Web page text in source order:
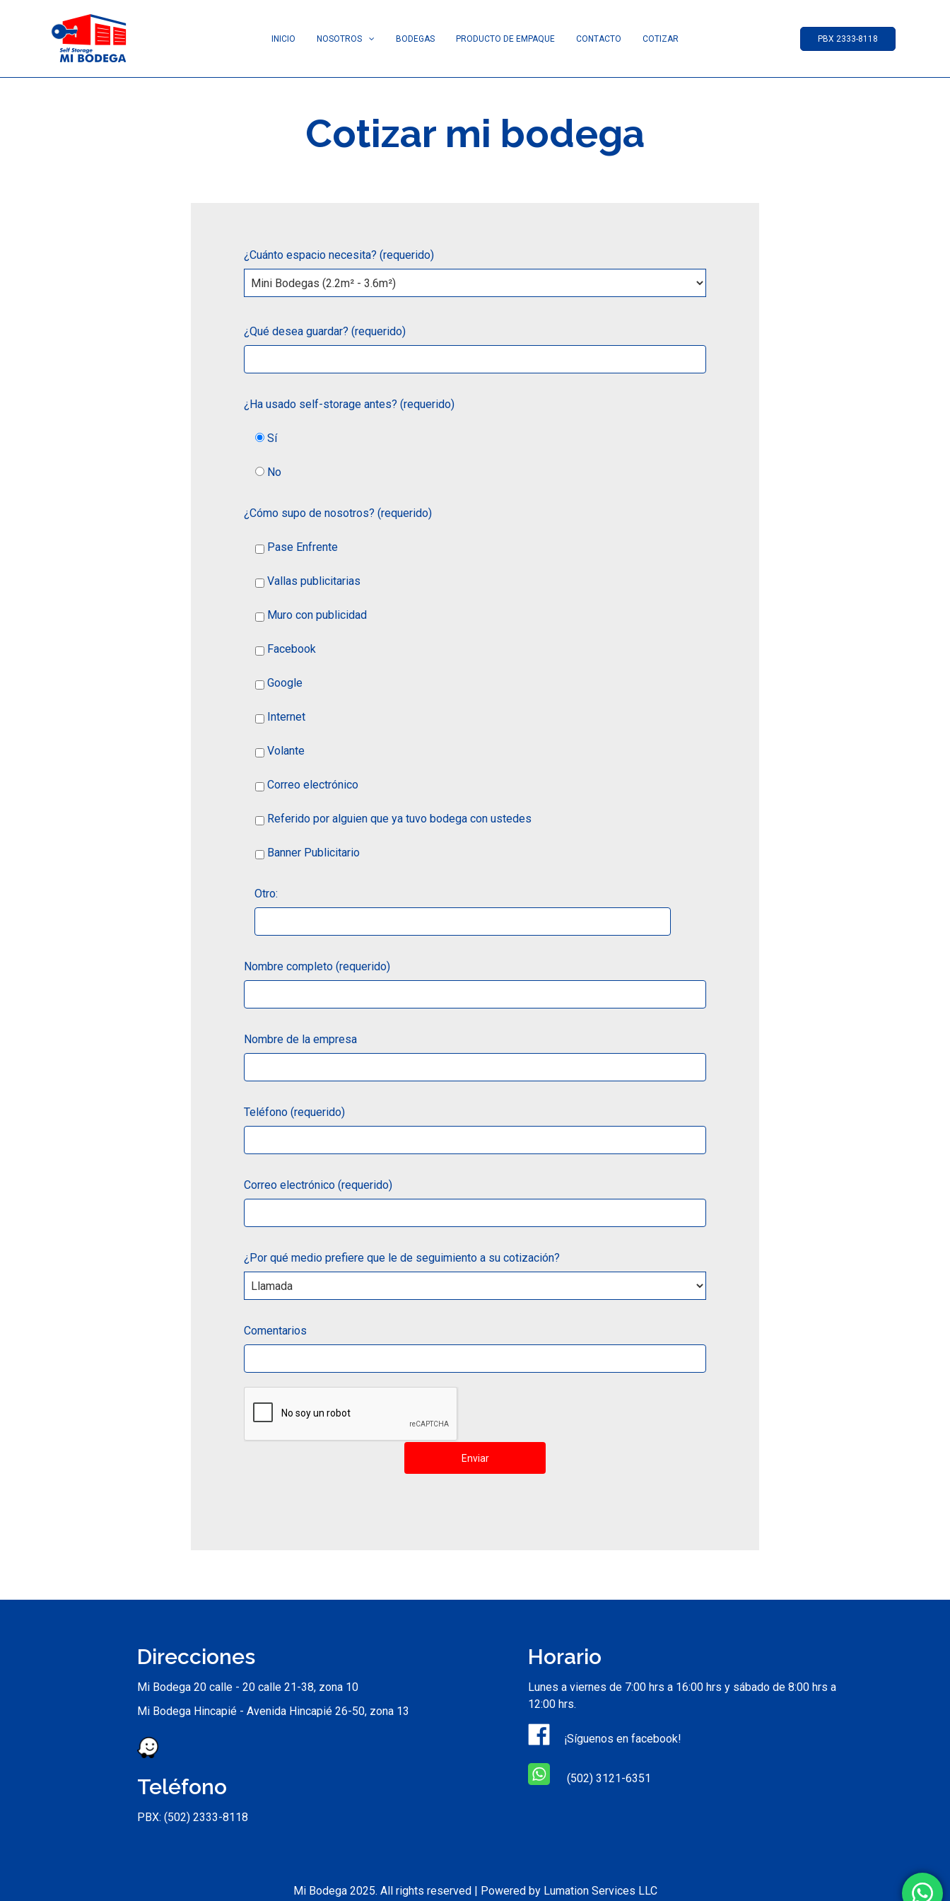
INICIO NOSOTROS BODEGAS PRODUCTO DE EMPAQUE CONTACTO COTIZAR PBX 2333-8118
Cotizar mi bodega
¿Cuánto espacio necesita? (requerido)
¿Qué desea guardar? (requerido)
¿Ha usado self-storage antes? (requerido)
Sí
No
¿Cómo supo de nosotros? (requerido)
Pase Enfrente
Vallas publicitarias
Muro con publicidad
Facebook
Google
Internet
Volante
Correo electrónico
Referido por alguien que ya tuvo bodega con ustedes
Banner Publicitario
Otro:
Nombre completo (requerido)
Nombre de la empresa
Teléfono (requerido)
Correo electrónico (requerido)
¿Por qué medio prefiere que le de seguimiento a su cotización?
Comentarios
Direcciones
Mi Bodega 20 calle - 20 calle 21-38, zona 10
Mi Bodega Hincapié - Avenida Hincapié 26-50, zona 13
Teléfono
PBX: (502) 2333-8118
Horario
Lunes a viernes de 7:00 hrs a 16:00 hrs y sábado de 8:00 hrs a
12:00 hrs.
¡Síguenos en facebook!
(502) 3121-6351
Mi Bodega 2025. All rights reserved | Powered by Lumation Services LLC